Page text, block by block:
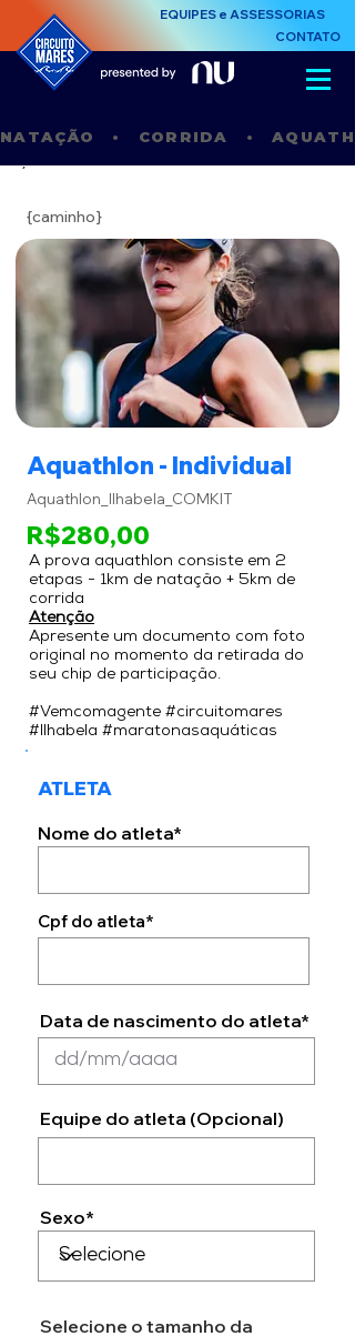
EQUIPES e ASSESSORIAS
CONTATO
NATAÇÃO   •   CORRIDA   •
{caminho}
Aquathlon - Individual
Aquathlon_Ilhabela_COMKIT
R$280,00
A prova aquathlon consiste em 2
etapas - 1km de natação + 5km de
corrida
Atenção
Apresente um documento com foto
original no momento da retirada do
seu chip de participação.
#Vemcomagente #circuitomares
#Ilhabela #maratonasaquáticas
ATLETA
Nome do atleta*
Cpf do atleta*
Data de nascimento do atleta*
Equipe do atleta (Opcional)
Sexo*
Selecione o tamanho da